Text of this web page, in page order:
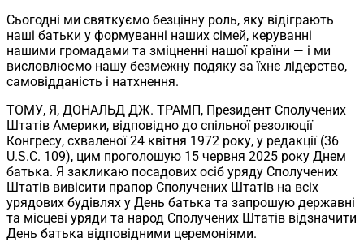
Сьогодні ми святкуємо безцінну роль, яку відіграють
наші батьки у формуванні наших сімей, керуванні
нашими громадами та зміцненні нашої країни — і ми
висловлюємо нашу безмежну подяку за їхнє лідерство,
самовідданість і натхнення.
ТОМУ, Я, ДОНАЛЬД ДЖ. ТРАМП, Президент Сполучених
Штатів Америки, відповідно до спільної резолюції
Конгресу, схваленої 24 квітня 1972 року, у редакції (36
U.S.C. 109), цим проголошую 15 червня 2025 року Днем
батька. Я закликаю посадових осіб уряду Сполучених
Штатів вивісити прапор Сполучених Штатів на всіх
урядових будівлях у День батька та запрошую державні
та місцеві уряди та народ Сполучених Штатів відзначити
День батька відповідними церемоніями.